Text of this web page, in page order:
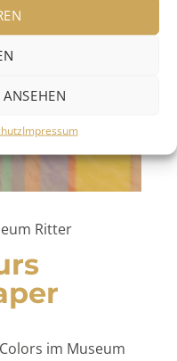
Impressum
Ritter
im Museum